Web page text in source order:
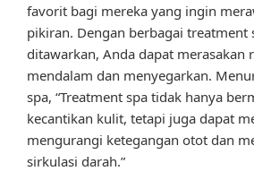
favorit bagi mereka yang ingin
pikiran. Dengan berbagai treatment
ditawarkan, Anda dapat merasakan
mendalam dan menyegarkan.
spa, “Treatment spa tidak hanya
kecantikan kulit, tetapi juga dapat
mengurangi ketegangan otot dan
sirkulasi darah.”